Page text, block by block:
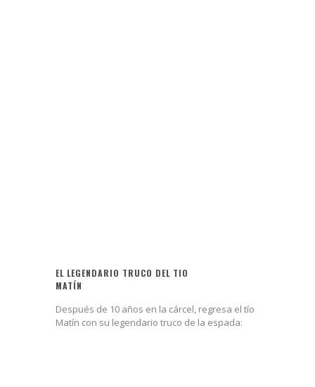
EL LEGENDARIO TRUCO DEL TIO
MATÍN
Después de 10 años en la cárcel, regresa el tío
Matín con su legendario truco de la espada: